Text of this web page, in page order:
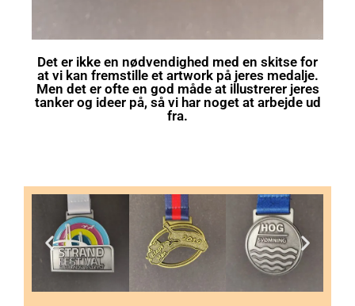
Det er ikke en nødvendighed med en skitse for
at vi kan fremstille et artwork på jeres medalje.
Men det er ofte en god måde at illustrerer jeres
tanker og ideer på, så vi har noget at arbejde ud
fra.